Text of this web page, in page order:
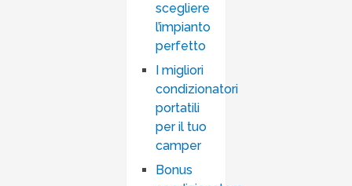
scegliere
l’impianto
perfetto
I migliori
condizionatori
portatili
per il tuo
camper
Bonus